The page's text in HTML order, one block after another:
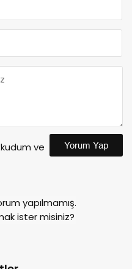
ve
Yorum Yap
yapılmamış.
ister misiniz?